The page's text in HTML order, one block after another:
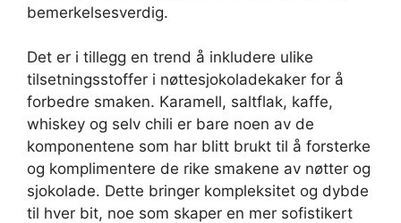
bemerkelsesverdig.
Det er i tillegg en trend å inkludere ulike
tilsetningsstoffer i nøttesjokoladekaker for å
forbedre smaken. Karamell, saltflak, kaffe,
whiskey og selv chili er bare noen av de
komponentene som har blitt brukt til å forsterke
og komplimentere de rike smakene av nøtter og
sjokolade. Dette bringer kompleksitet og dybde
til hver bit, noe som skaper en mer sofistikert